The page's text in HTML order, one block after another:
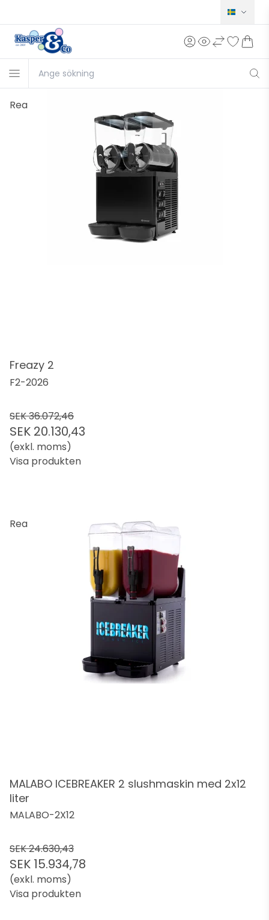
Norsk
Dansk
Deutsch
Rea
Freazy 2
F2-2026
SEK 36.072,46
SEK 20.130,43
(exkl. moms)
Visa produkten
Rea
MALABO ICEBREAKER 2 slushmaskin med 2x12
liter
MALABO-2X12
SEK 24.630,43
SEK 15.934,78
(exkl. moms)
Visa produkten